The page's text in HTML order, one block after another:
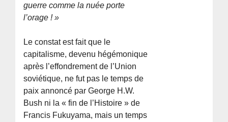
guerre comme la nuée porte
l’orage ! »
Le constat est fait que le
capitalisme, devenu hégémonique
après l’effondrement de l’Union
soviétique, ne fut pas le temps de
paix annoncé par George H.W.
Bush ni la « fin de l’Histoire » de
Francis Fukuyama, mais un temps